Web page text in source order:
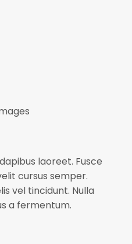
laoreet. Fusce
cursus semper.
vel tincidunt. Nulla
a fermentum.